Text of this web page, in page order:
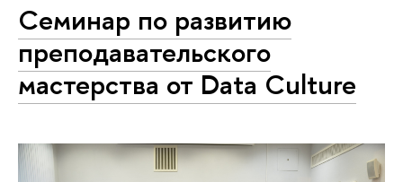
Cеминар по развитию
преподавательского
мастерства от Data Culture